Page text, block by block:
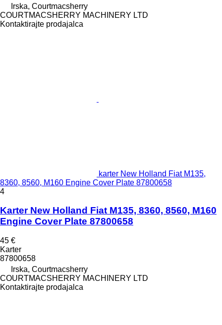
Irska, Courtmacsherry
COURTMACSHERRY MACHINERY LTD
Kontaktirajte prodajalca
karter New Holland Fiat M135,
8360, 8560, M160 Engine Cover Plate 87800658
4
Karter New Holland Fiat M135, 8360, 8560, M160
Engine Cover Plate 87800658
45 €
Karter
87800658
Irska, Courtmacsherry
COURTMACSHERRY MACHINERY LTD
Kontaktirajte prodajalca